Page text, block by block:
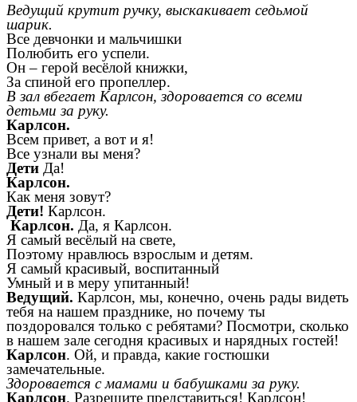
Ведущий крутит ручку, выскакивает седьмой
шарик.
Все девчонки и мальчишки
Полюбить его успели.
Он – герой весёлой книжки,
За спиной его пропеллер.
В зал вбегает Карлсон, здоровается со всеми
детьми за руку.
Карлсон.
Всем привет, а вот и я!
Все узнали вы меня?
Дети Да!
Карлсон.
Как меня зовут?
Дети! Карлсон.
Карлсон. Да, я Карлсон.
Я самый весёлый на свете,
Поэтому нравлюсь взрослым и детям.
Я самый красивый, воспитанный
Умный и в меру упитанный!
Ведущий. Карлсон, мы, конечно, очень рады видеть
тебя на нашем празднике, но почему ты
поздоровался только с ребятами? Посмотри, сколько
в нашем зале сегодня красивых и нарядных гостей!
Карлсон. Ой, и правда, какие гостюшки
замечательные.
Здоровается с мамами и бабушками за руку.
Карлсон. Разрешите представиться! Карлсон!